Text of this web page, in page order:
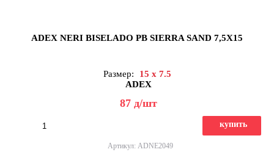
ADEX NERI BISELADO PB SIERRA SAND 7,5X15
Размер:
15 x 7.5
ADEX
87 д/шт
купить
Артикул: ADNE2049